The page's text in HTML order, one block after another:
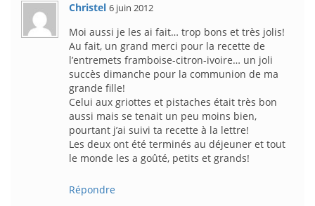
Christel 6 juin 2012
Moi aussi je les ai fait… trop bons et très jolis!
Au fait, un grand merci pour la recette de
l’entremets framboise-citron-ivoire… un joli
succès dimanche pour la communion de ma
grande fille!
Celui aux griottes et pistaches était très bon
aussi mais se tenait un peu moins bien,
pourtant j’ai suivi ta recette à la lettre!
Les deux ont été terminés au déjeuner et tout
le monde les a goûté, petits et grands!
Répondre